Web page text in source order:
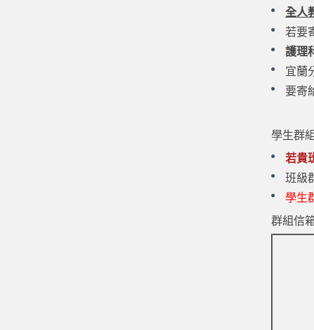
全人
若要
護理
宜蘭
要寄
學生群
若貴
班級
學生
群組信